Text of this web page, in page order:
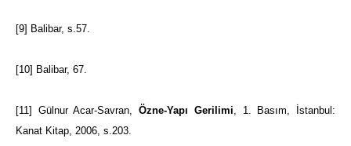
[9] Balibar, s.57.
[10] Balibar, 67.
[11] Gülnur Acar-Savran,Özne-Yapı Gerilimi , 1. Basım, İstanbul:
Kanat Kitap, 2006, s.203.